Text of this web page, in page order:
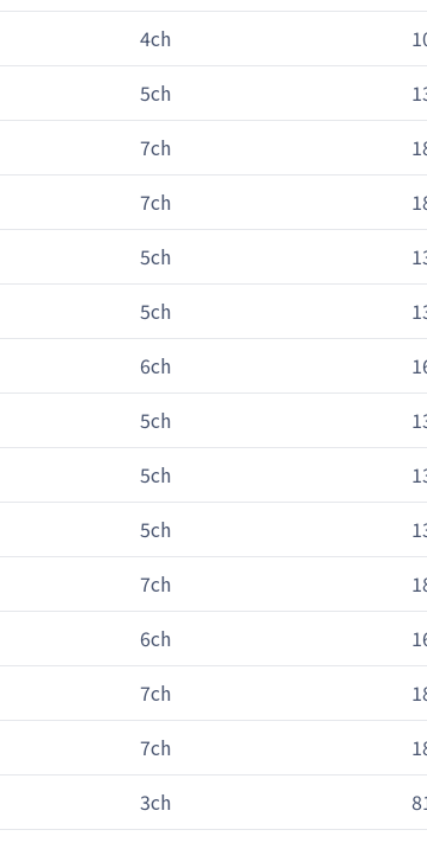
4ch
5ch
7ch
7ch
5ch
5ch
6ch
5ch
5ch
5ch
7ch
6ch
7ch
7ch
3ch